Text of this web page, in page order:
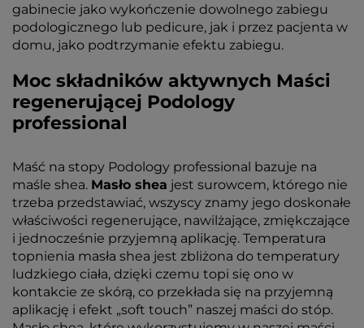
gabinecie jako wykończenie dowolnego zabiegu
podologicznego lub pedicure, jak i przez pacjenta w
domu, jako podtrzymanie efektu zabiegu.
Moc składników aktywnych Maści
regenerującej Podology
professional
Maść na stopy Podology professional bazuje na
maśle shea. Masło shea jest surowcem, którego nie
trzeba przedstawiać, wszyscy znamy jego doskonałe
właściwości regenerujące, nawilżające, zmiękczające
i jednocześnie przyjemną aplikację. Temperatura
topnienia masła shea jest zbliżona do temperatury
ludzkiego ciała, dzięki czemu topi się ono w
kontakcie ze skórą, co przekłada się na przyjemną
aplikację i efekt „soft touch” naszej maści do stóp.